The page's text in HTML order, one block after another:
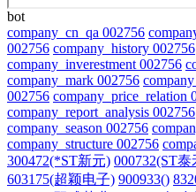
bot
company_cn_qa 002756
002756 company_history 002756
company_inverestment 002756
company_mark 002756
002756 company_price_relation
company_report_analysis 002756
company_season 002756
company_structure 002756
300472(*ST新元) 000732(ST
603175(超颖电子) 900933()